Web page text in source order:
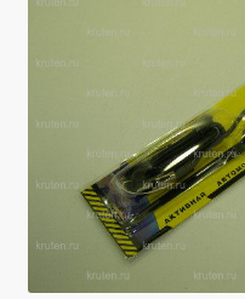
данных
Юридические данные